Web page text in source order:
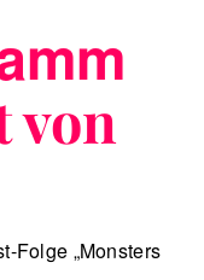
von
Folge „Monsters